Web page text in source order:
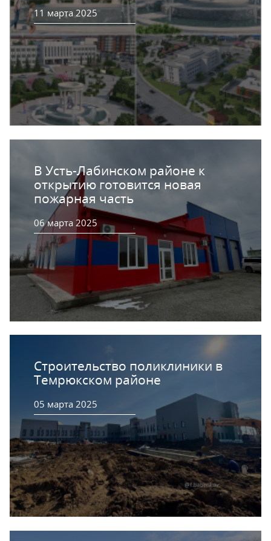
11 марта 2025
В Усть-Лабинском районе к
открытию готовится новая
пожарная часть
06 марта 2025
Строительство поликлиники в
Темрюкском районе
05 марта 2025